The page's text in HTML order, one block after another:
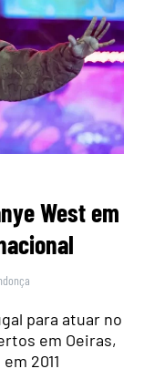
West em
para atuar no
em Oeiras,
2011